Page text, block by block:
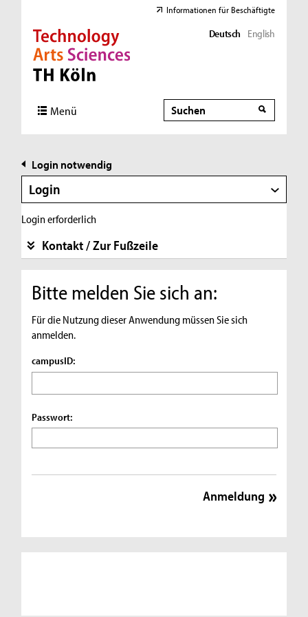
Direkt zur Hauptnavigation
Direkt zur Subnavigation
Direkt zum Inhalt
Direkt zum Fußbereich
Informationen für Beschäftigte
Deutsch English
Menü Suche
Suche
Login notwendig
Login
Login erforderlich
Kontakt / Zur Fußzeile
Bitte melden Sie sich an:
Für die Nutzung dieser Anwendung müssen Sie sich
anmelden.
campusID:
Passwort: